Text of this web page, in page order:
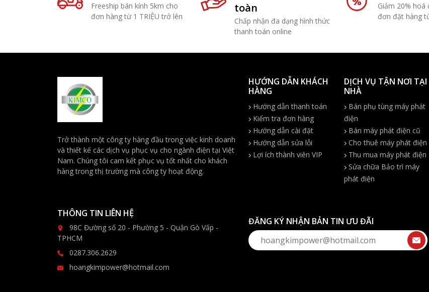
Freeship bán kính 5km cho
đơn hàng từ 1 TRIỆU trở lên
toàn
Chấp nhận đa dạng hình thức
thanh toán online
Giảm 20% hoá
đơn đặt hàng
Trở thành một công ty hàng đầu trong việc kinh doanh
và thiết kế các dịch vụ phục vụ cho ngành điện tại Việt
Nam. Chúng tôi cam kết phục vụ tốt nhất cho khách
hàng trong thị trường mà công ty hoạt động.
HƯỚNG DẪN KHÁCH
HÀNG
Hướng dẫn thanh toán
Kiểm tra đơn hàng
Hướng dẫn cài đặt
Hướng dẫn sửa lỗi
Lợi ích thành viên VIP
DỊCH VỤ TẬN NƠI TẠI
NHÀ
Bán phụ tùng máy phát
điện
Bán máy phát điện cũ
Cho thuê máy phát điện
Thu mua máy phát điện
Sửa chữa Bảo trì máy
phát điện
THÔNG TIN LIÊN HỆ
98C Đường số 20 - Phường 5 - Quận Gò Vấp -
TPHCM
0287.306.2629
hoangkimpower@hotmail.com
ĐĂNG KÝ NHẬN BẢN TIN ƯU ĐÃI